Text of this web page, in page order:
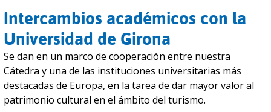
Intercambios académicos con la
Universidad de Girona
Se dan en un marco de cooperación entre nuestra
Cátedra y una de las instituciones universitarias más
destacadas de Europa, en la tarea de dar mayor valor al
patrimonio cultural en el ámbito del turismo.